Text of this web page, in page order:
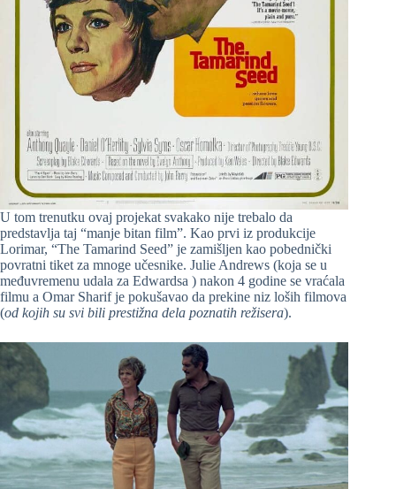
U tom trenutku ovaj projekat svakako nije trebalo da
predstavlja taj “manje bitan film”. Kao prvi iz produkcije
Lorimar, “The Tamarind Seed” je zamišljen kao pobednički
povratni tiket za mnoge učesnike. Julie Andrews (koja se u
međuvremenu udala za Edwardsa ) nakon 4 godine se vraćala
filmu a Omar Sharif je pokušavao da prekine niz loših filmova
(od kojih su svi bili prestižna dela poznatih režisera).